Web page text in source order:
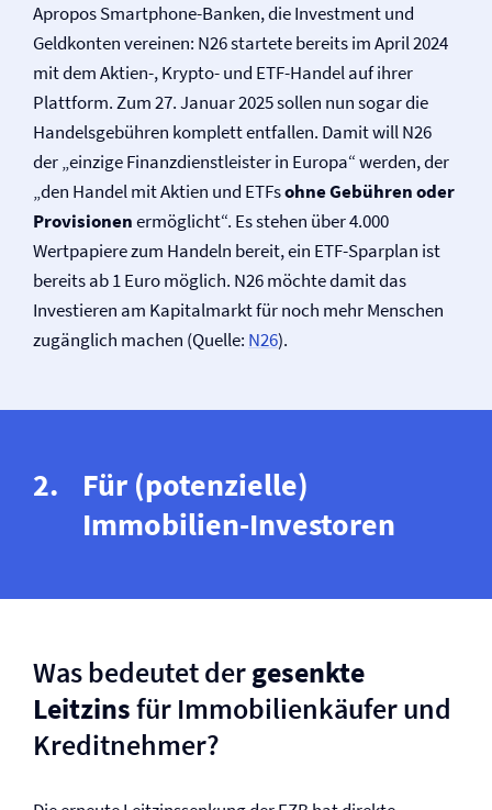
Apropos Smartphone-Banken, die Investment und
Geldkonten vereinen: N26 startete bereits im April 2024
mit dem Aktien-, Krypto- und ETF-Handel auf ihrer
Plattform. Zum 27. Januar 2025 sollen nun sogar die
Handelsgebühren komplett entfallen. Damit will N26
der „einzige Finanzdienstleister in Europa“ werden, der
„den Handel mit Aktien und ETFsohne Gebühren oder
Provisionenermöglicht“. Es stehen über 4.000
Wertpapiere zum Handeln bereit, ein ETF-Sparplan ist
bereits ab 1 Euro möglich. N26 möchte damit das
Investieren am Kapitalmarkt für noch mehr Menschen
zugänglich machen (Quelle: N26).
Für (potenzielle)
Immobilien-Investoren
Was bedeutet dergesenkte
Leitzinsfür Immobilienkäufer und
Kreditnehmer?